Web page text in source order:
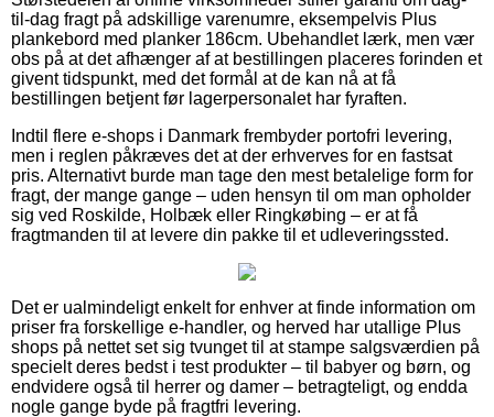
til-dag fragt på adskillige varenumre, eksempelvis Plus
plankebord med planker 186cm. Ubehandlet lærk, men vær
obs på at det afhænger af at bestillingen placeres forinden et
givent tidspunkt, med det formål at de kan nå at få
bestillingen betjent før lagerpersonalet har fyraften.
Indtil flere e-shops i Danmark frembyder portofri levering,
men i reglen påkræves det at der erhverves for en fastsat
pris. Alternativt burde man tage den mest betalelige form for
fragt, der mange gange – uden hensyn til om man opholder
sig ved Roskilde, Holbæk eller Ringkøbing – er at få
fragtmanden til at levere din pakke til et udleveringssted.
Det er ualmindeligt enkelt for enhver at finde information om
priser fra forskellige e-handler, og herved har utallige Plus
shops på nettet set sig tvunget til at stampe salgsværdien på
specielt deres bedst i test produkter – til babyer og børn, og
endvidere også til herrer og damer – betragteligt, og endda
nogle gange byde på fragtfri levering.